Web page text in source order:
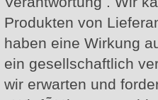
Produkten von
haben eine Wirkung
ein gesellschaftlich
wir erwarten und